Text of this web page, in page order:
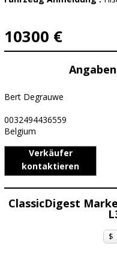
10300 €
Bert Degrauwe
0032494436559
Belgium
Verkäufer
kontaktieren
ClassicDigest
$